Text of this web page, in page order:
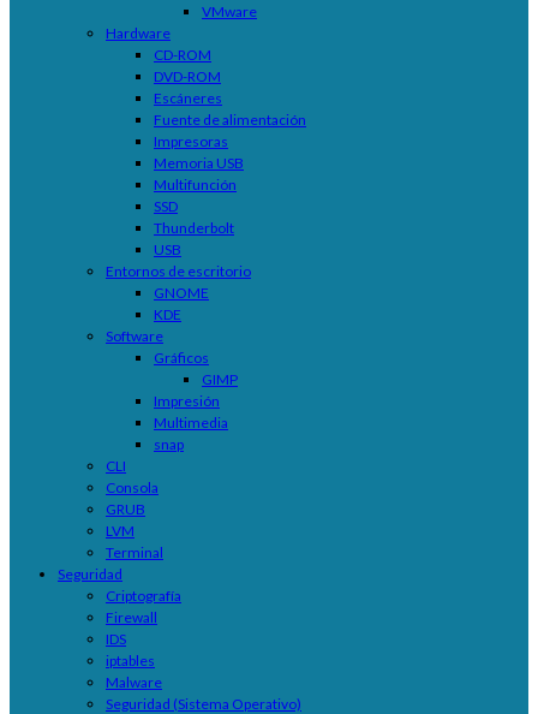
VMware
Hardware
CD-ROM
DVD-ROM
Escáneres
Fuente de alimentación
Impresoras
Memoria USB
Multifunción
SSD
Thunderbolt
USB
Entornos de escritorio
GNOME
KDE
Software
Gráficos
GIMP
Impresión
Multimedia
snap
CLI
Consola
GRUB
LVM
Terminal
Seguridad
Criptografía
Firewall
IDS
iptables
Malware
Seguridad (Sistema Operativo)